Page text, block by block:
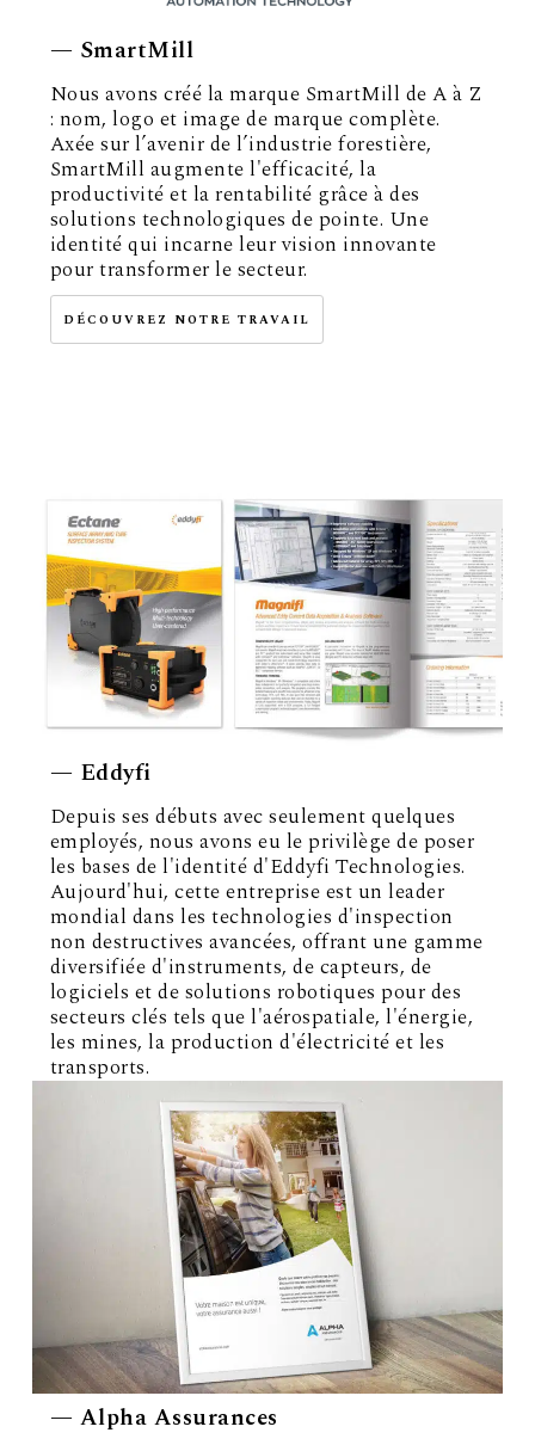
— SmartMill
Nous avons créé la marque SmartMill de A à Z
: nom, logo et image de marque complète.
Axée sur l’avenir de l’industrie forestière,
SmartMill augmente l'efficacité, la
productivité et la rentabilité grâce à des
solutions technologiques de pointe. Une
identité qui incarne leur vision innovante
pour transformer le secteur.
DÉCOUVREZ NOTRE TRAVAIL
— Eddyfi
Depuis ses débuts avec seulement quelques
employés, nous avons eu le privilège de poser
les bases de l'identité d'Eddyfi Technologies.
Aujourd'hui, cette entreprise est un leader
mondial dans les technologies d'inspection
non destructives avancées, offrant une gamme
diversifiée d'instruments, de capteurs, de
logiciels et de solutions robotiques pour des
secteurs clés tels que l'aérospatiale, l'énergie,
les mines, la production d'électricité et les
transports.
— Alpha Assurances